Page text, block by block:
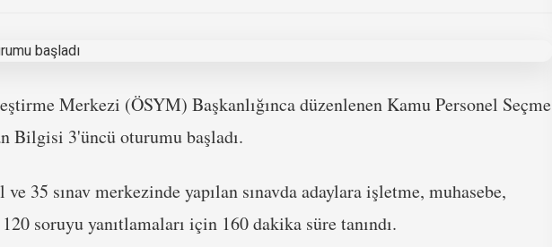
Merkezi (ÖSYM) Başkanlığınca düzenlenen Kamu Personel Seçme
Bilgisi 3'üncü oturumu başladı.
35 sınav merkezinde yapılan sınavda adaylara işletme, muhasebe,
soruyu yanıtlamaları için 160 dakika süre tanındı.